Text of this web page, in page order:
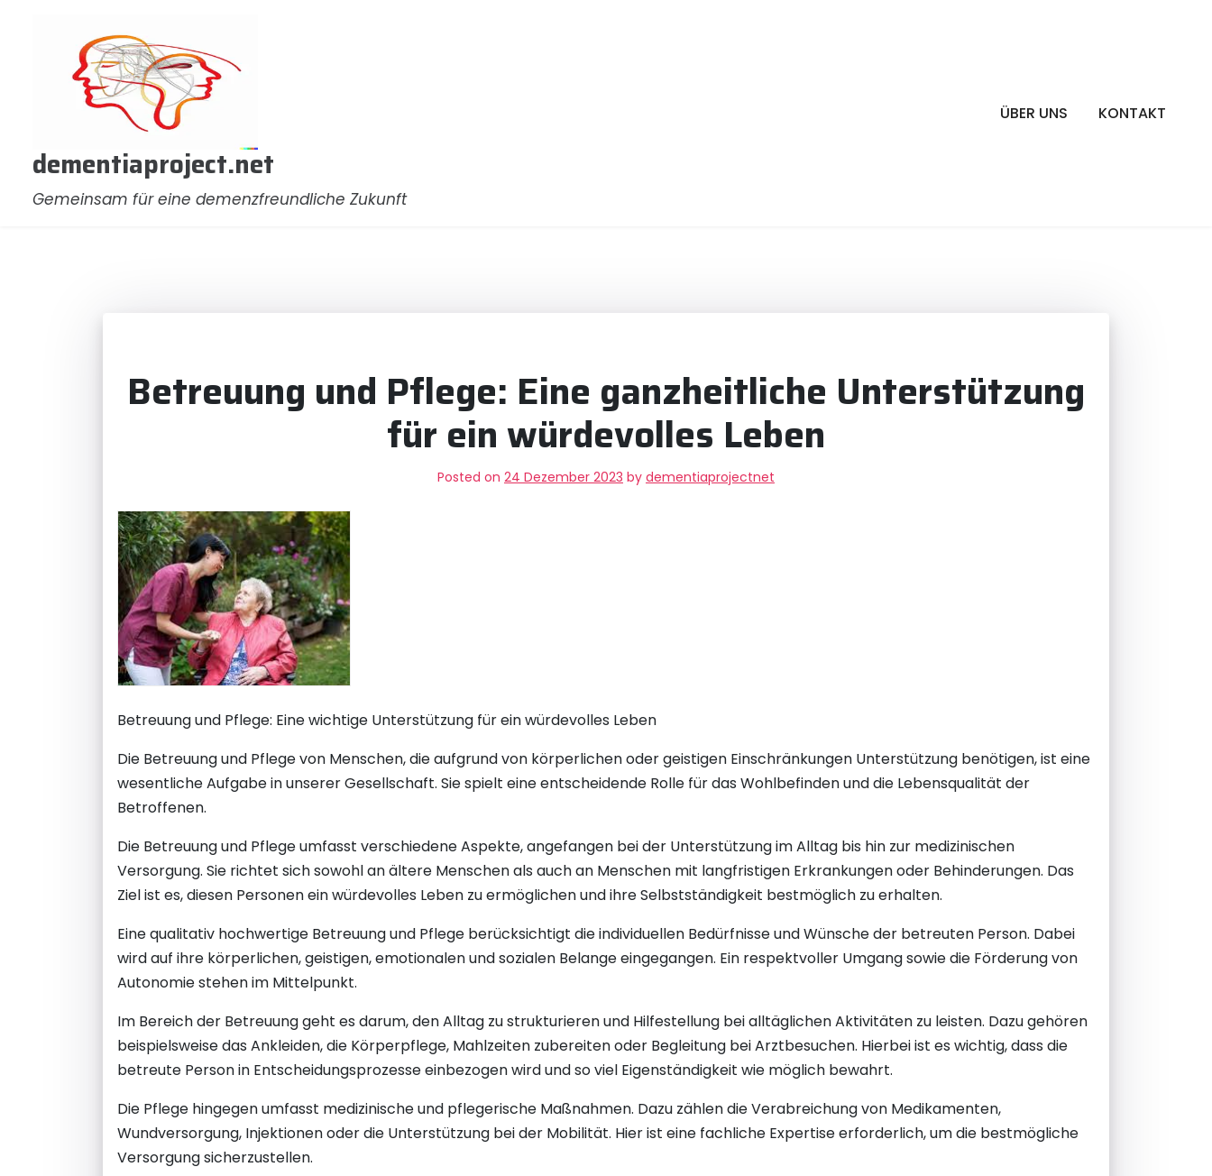
dementiaproject.net
Gemeinsam für eine demenzfreundliche Zukunft
ÜBER UNS KONTAKT
Betreuung und Pflege: Eine ganzheitliche Unterstützung
für ein würdevolles Leben
Posted on 24 Dezember 2023 by dementiaprojectnet
Betreuung und Pflege: Eine wichtige Unterstützung für ein würdevolles Leben
Die Betreuung und Pflege von Menschen, die aufgrund von körperlichen oder geistigen Einschränkungen Unterstützung benötigen, ist eine
wesentliche Aufgabe in unserer Gesellschaft. Sie spielt eine entscheidende Rolle für das Wohlbefinden und die Lebensqualität der
Betroffenen.
Die Betreuung und Pflege umfasst verschiedene Aspekte, angefangen bei der Unterstützung im Alltag bis hin zur medizinischen
Versorgung. Sie richtet sich sowohl an ältere Menschen als auch an Menschen mit langfristigen Erkrankungen oder Behinderungen. Das
Ziel ist es, diesen Personen ein würdevolles Leben zu ermöglichen und ihre Selbstständigkeit bestmöglich zu erhalten.
Eine qualitativ hochwertige Betreuung und Pflege berücksichtigt die individuellen Bedürfnisse und Wünsche der betreuten Person. Dabei
wird auf ihre körperlichen, geistigen, emotionalen und sozialen Belange eingegangen. Ein respektvoller Umgang sowie die Förderung von
Autonomie stehen im Mittelpunkt.
Im Bereich der Betreuung geht es darum, den Alltag zu strukturieren und Hilfestellung bei alltäglichen Aktivitäten zu leisten. Dazu gehören
beispielsweise das Ankleiden, die Körperpflege, Mahlzeiten zubereiten oder Begleitung bei Arztbesuchen. Hierbei ist es wichtig, dass die
betreute Person in Entscheidungsprozesse einbezogen wird und so viel Eigenständigkeit wie möglich bewahrt.
Die Pflege hingegen umfasst medizinische und pflegerische Maßnahmen. Dazu zählen die Verabreichung von Medikamenten,
Wundversorgung, Injektionen oder die Unterstützung bei der Mobilität. Hier ist eine fachliche Expertise erforderlich, um die bestmögliche
Versorgung sicherzustellen.